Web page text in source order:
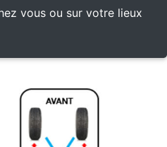
vous ou sur votre lieux